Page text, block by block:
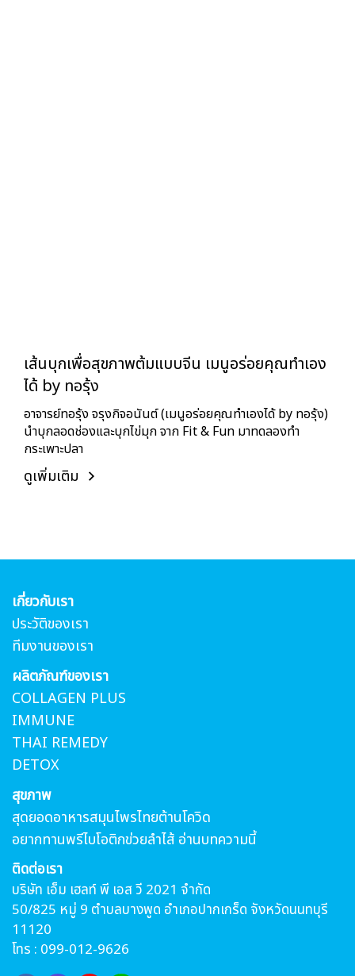
เส้นบุกเพื่อสุขภาพต้มแบบจีน เมนูอร่อยคุณทำเอง
ได้ by ทอรุ้ง
อาจารย์ทอรุ้ง จรุงกิจอนันต์ (เมนูอร่อยคุณทำเองได้ by ทอรุ้ง)
นำบุกลอดช่องและบุกไข่มุก จาก Fit & Fun มาทดลองทำ
กระเพาะปลา
ดูเพิ่มเติม
เกี่ยวกับเรา
ประวัติของเรา
ทีมงานของเรา
ผลิตภัณฑ์ของเรา
COLLAGEN PLUS
IMMUNE
THAI REMEDY
DETOX
สุขภาพ
สุดยอดอาหารสมุนไพรไทยต้านโควิด
อยากทานพรีไบโอติกข่วยลำไส้ อ่านบทความนี้
ติดต่อเรา
บริษัท เอ็ม เฮลท์ พี เอส วี 2021 จำกัด
50/825 หมู่ 9 ตำบลบางพูด อำเภอปากเกร็ด จังหวัดนนทบุรี
11120
โทร : 099-012-9626